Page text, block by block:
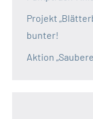
Projekt
bunter!
Aktion